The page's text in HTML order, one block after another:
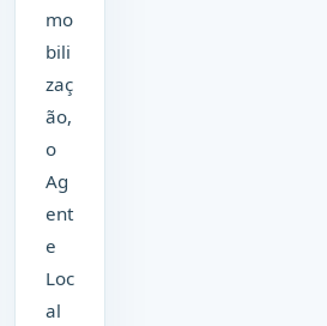
mo
bili
zaç
ão,
o
Ag
ent
e
Loc
al